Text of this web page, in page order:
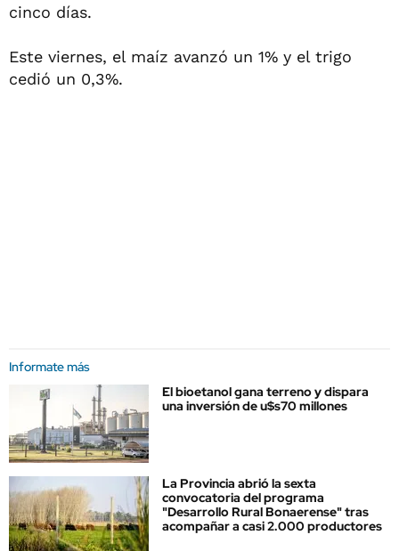
cinco días.
Este viernes, el maíz avanzó un 1% y el trigo
cedió un 0,3%.
Informate más
El bioetanol gana terreno y dispara
una inversión de u$s70 millones
La Provincia abrió la sexta
convocatoria del programa
"Desarrollo Rural Bonaerense" tras
acompañar a casi 2.000 productores